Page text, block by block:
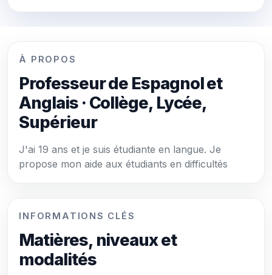
À PROPOS
Professeur de Espagnol et
Anglais · Collège, Lycée,
Supérieur
J'ai 19 ans et je suis étudiante en langue. Je
propose mon aide aux étudiants en difficultés
INFORMATIONS CLÉS
Matières, niveaux et
modalités